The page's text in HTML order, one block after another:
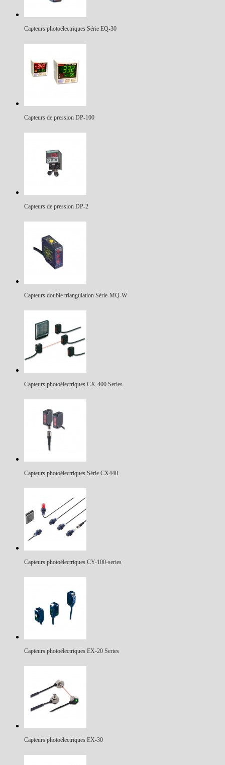
Capteurs photoélectriques Série EQ-30
Capteurs de pression DP-100
Capteurs de pression DP-2
Capteurs double triangulation Série-MQ-W
Capteurs photoélectriques CX-400 Series
Capteurs photoélectriques Série CX440
Capteurs photoélectriques CY-100-series
Capteurs photoélectriques EX-20 Series
Capteurs photoélectriques EX-30